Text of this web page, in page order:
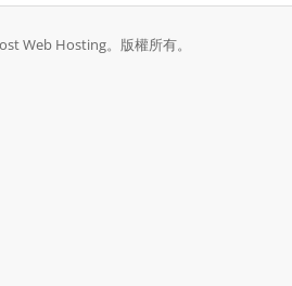
Web Hosting。版權所有。